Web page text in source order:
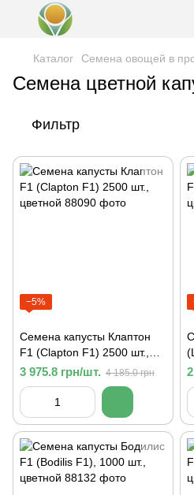
Каталог Семена овощей в
Семена цветной
Фильтр
−5%
Семена капусты Клаптон
F1 (Clapton F1) 2500 шт.,
цветной
3 975.8 грн/шт. 4 185.0 грн